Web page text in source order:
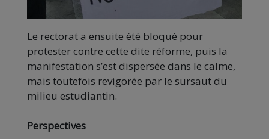
Le rectorat a ensuite été bloqué pour
protester contre cette dite réforme, puis la
manifestation s’est dispersée dans le calme,
mais toutefois revigorée par le sursaut du
milieu estudiantin.
Perspectives